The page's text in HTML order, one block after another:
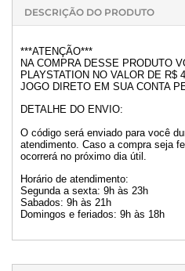
DESCRIÇÃO DO PRODUTO
***ATENÇÃO***
NA COMPRA DESSE PRODUTO
PLAYSTATION NO VALOR DE R$
JOGO DIRETO EM SUA CONTA
DETALHE DO ENVIO:
O código será enviado para você
atendimento. Caso a compra seja
ocorrerá no próximo dia útil.
Horário de atendimento:
Segunda a sexta: 9h às 23h
Sabados: 9h às 21h
Domingos e feriados: 9h às 18h